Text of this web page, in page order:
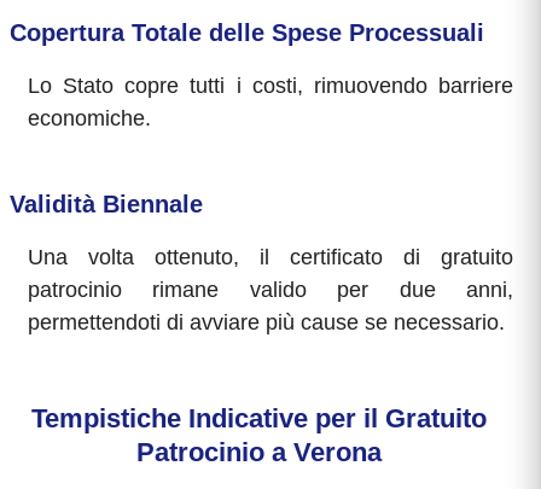
Copertura Totale delle Spese Processuali
Lo Stato copre tutti i costi, rimuovendo barriere
economiche.
Validità Biennale
Una volta ottenuto, il certificato di gratuito
patrocinio rimane valido per due anni,
permettendoti di avviare più cause se necessario.
Tempistiche Indicative per il Gratuito
Patrocinio a Verona